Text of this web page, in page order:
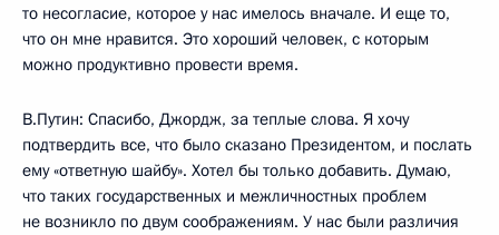
то несогласие, которое у нас имелось вначале. И еще то,
что он мне нравится. Это хороший человек, с которым
можно продуктивно провести время.
В.Путин: Спасибо, Джордж, за теплые слова. Я хочу
подтвердить все, что было сказано Президентом, и послать
ему «ответную шайбу». Хотел бы только добавить. Думаю,
что таких государственных и межличностных проблем
не возникло по двум соображениям. У нас были различия